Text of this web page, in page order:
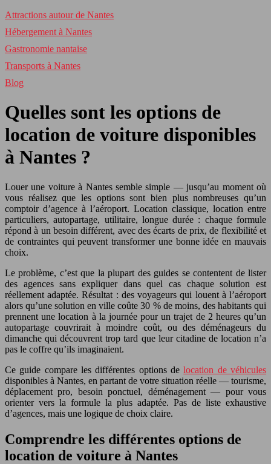
Attractions autour de Nantes
Hébergement à Nantes
Gastronomie nantaise
Transports à Nantes
Blog
Quelles sont les options de
location de voiture disponibles
à Nantes ?
Louer une voiture à Nantes semble simple — jusqu’au moment où
vous réalisez que les options sont bien plus nombreuses qu’un
comptoir d’agence à l’aéroport. Location classique, location entre
particuliers, autopartage, utilitaire, longue durée : chaque formule
répond à un besoin différent, avec des écarts de prix, de flexibilité et
de contraintes qui peuvent transformer une bonne idée en mauvais
choix.
Le problème, c’est que la plupart des guides se contentent de lister
des agences sans expliquer dans quel cas chaque solution est
réellement adaptée. Résultat : des voyageurs qui louent à l’aéroport
alors qu’une solution en ville coûte 30 % de moins, des habitants qui
prennent une location à la journée pour un trajet de 2 heures qu’un
autopartage couvrirait à moindre coût, ou des déménageurs du
dimanche qui découvrent trop tard que leur citadine de location n’a
pas le coffre qu’ils imaginaient.
Ce guide compare les différentes options delocation de véhicules
disponibles à Nantes, en partant de votre situation réelle — tourisme,
déplacement pro, besoin ponctuel, déménagement — pour vous
orienter vers la formule la plus adaptée. Pas de liste exhaustive
d’agences, mais une logique de choix claire.
Comprendre les différentes options de
location de voiture à Nantes